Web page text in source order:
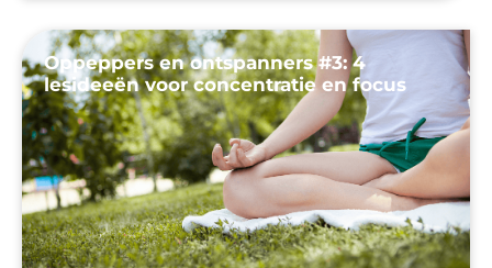
Oppeppers en ontspanners #3: 4
lesideeën voor concentratie en focus